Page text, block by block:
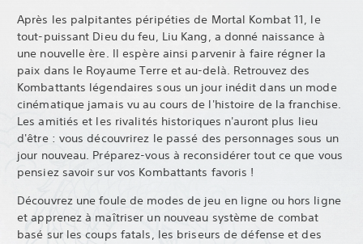
Après les palpitantes péripéties de Mortal Kombat 11, le
tout-puissant Dieu du feu, Liu Kang, a donné naissance à
une nouvelle ère. Il espère ainsi parvenir à faire régner la
paix dans le Royaume Terre et au-delà. Retrouvez des
Kombattants légendaires sous un jour inédit dans un mode
cinématique jamais vu au cours de l'histoire de la franchise.
Les amitiés et les rivalités historiques n'auront plus lieu
d'être : vous découvrirez le passé des personnages sous un
jour nouveau. Préparez-vous à reconsidérer tout ce que vous
pensiez savoir sur vos Kombattants favoris !
Découvrez une foule de modes de jeu en ligne ou hors ligne
et apprenez à maîtriser un nouveau système de combat
basé sur les coups fatals, les briseurs de défense et des